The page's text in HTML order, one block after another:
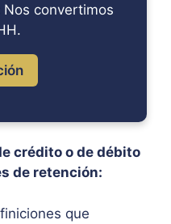
Nos convertimos
crédito o de débito
de retención:
que